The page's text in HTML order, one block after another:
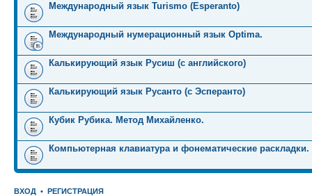
Международный язык Turismo (Esperanto)
Международный нумерационный язык Optima.
Калькирующий язык Русиш (с английского)
Калькирующий язык Русанто (с Эсперанто)
Кубик Рубика. Метод Михайленко.
Компьютерная клавиатура и фонематические раскладки.
ВХОД • РЕГИСТРАЦИЯ